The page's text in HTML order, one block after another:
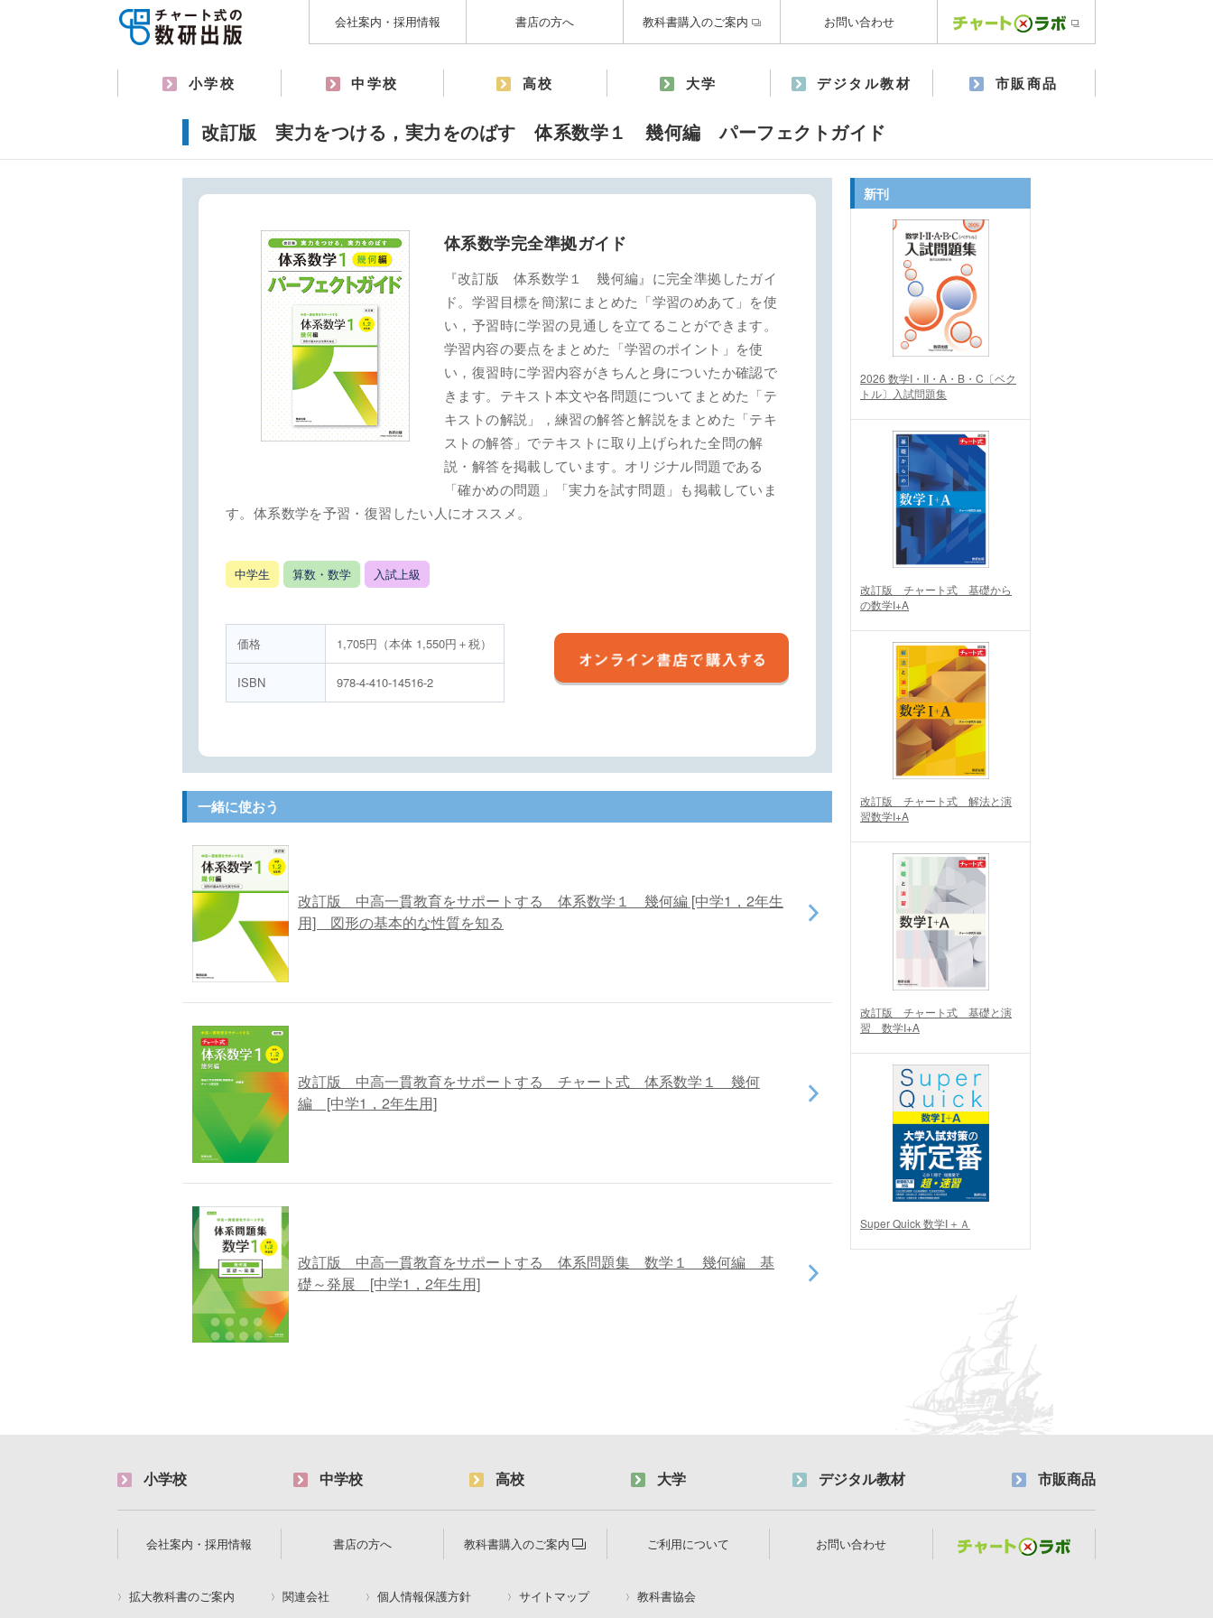
会社案内・採用情報 書店の方へ 教科書購入のご案内 お問い合わせ
小学校 中学校 高校 大学 デジタル教材 市販商品
改訂版 実力をつける，実力をのばす 体系数学１ 幾何編 パーフェクトガイド
体系数学完全準拠ガイド
『改訂版 体系数学１ 幾何編』に完全準拠したガイ
ド。学習目標を簡潔にまとめた「学習のめあて」を使
い，予習時に学習の見通しを立てることができます。
学習内容の要点をまとめた「学習のポイント」を使
い，復習時に学習内容がきちんと身についたか確認で
きます。テキスト本文や各問題についてまとめた「テ
キストの解説」，練習の解答と解説をまとめた「テキ
ストの解答」でテキストに取り上げられた全問の解
説・解答を掲載しています。オリジナル問題である
「確かめの問題」「実力を試す問題」も掲載していま
す。体系数学を予習・復習したい人にオススメ。
中学生 算数・数学 入試上級
価格 1,705円（本体 1,550円＋税）
ISBN 978-4-410-14516-2
一緒に使おう
改訂版 中高一貫教育をサポートする 体系数学１ 幾何編 [中学1，2年生
用] 図形の基本的な性質を知る
改訂版 中高一貫教育をサポートする チャート式 体系数学１ 幾何
編 [中学1，2年生用]
改訂版 中高一貫教育をサポートする 体系問題集 数学１ 幾何編 基
礎～発展 [中学1，2年生用]
新刊
2026 数学I・II・A・B・C〔ベク
トル〕入試問題集
改訂版 チャート式 基礎から
の数学I+A
改訂版 チャート式 解法と演
習数学I+A
改訂版 チャート式 基礎と演
習 数学I+A
Super Quick 数学Ⅰ＋Ａ
小学校 中学校 高校 大学 デジタル教材 市販商品
会社案内・採用情報 書店の方へ 教科書購入のご案内 ご利用について お問い合わせ
拡大教科書のご案内 関連会社 個人情報保護方針 サイトマップ 教科書協会